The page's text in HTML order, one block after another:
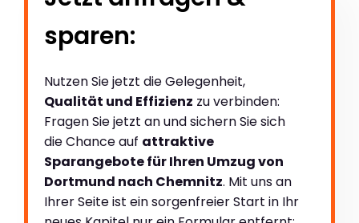
sparen:
Nutzen Sie jetzt die Gelegenheit,
Qualität und Effizienz zu verbinden:
Fragen Sie jetzt an und sichern Sie sich
die Chance auf attraktive
Sparangebote für Ihren Umzug von
Dortmund nach Chemnitz. Mit uns an
Ihrer Seite ist ein sorgenfreier Start in Ihr